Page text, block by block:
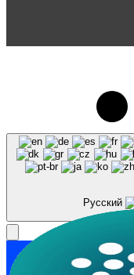
использовании
ссылка на
Русский